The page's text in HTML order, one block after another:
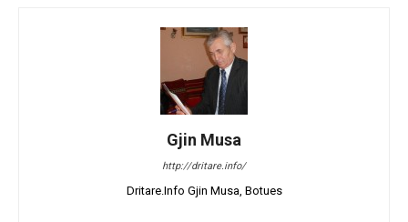
Gjin Musa
http://dritare.info/
Dritare.Info Gjin Musa, Botues